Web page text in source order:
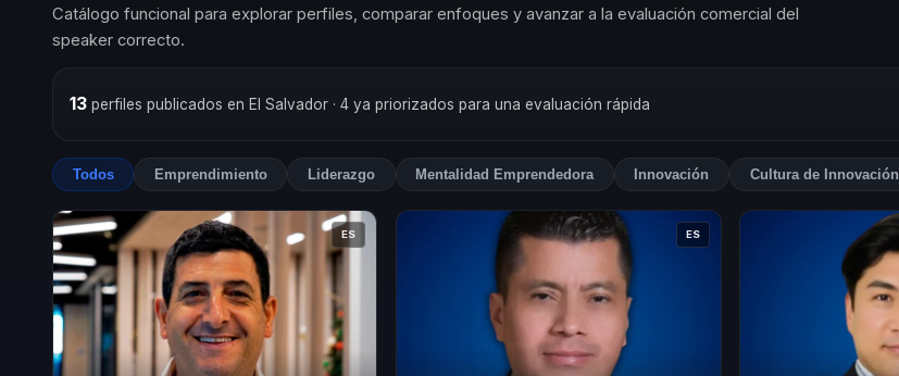
Catálogo funcional para explorar perfiles, comparar enfoques y avanzar a la evaluación comercial del
speaker correcto.
13perfiles publicados en El Salvador · 4 ya priorizados para una evaluación rápida
Todos Emprendimiento Liderazgo Mentalidad Emprendedora Innovación Cultura de Innovación
ES ES